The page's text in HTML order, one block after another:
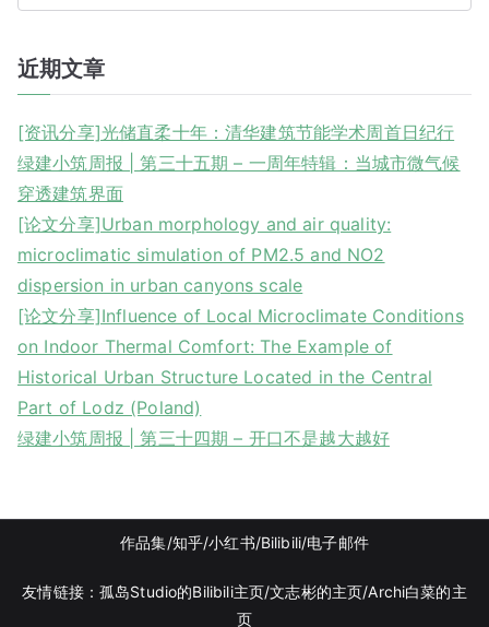
近期文章
[资讯分享]光储直柔十年：清华建筑节能学术周首日纪行
绿建小筑周报 | 第三十五期 – 一周年特辑：当城市微气候
穿透建筑界面
[论文分享]Urban morphology and air quality:
microclimatic simulation of PM2.5 and NO2
dispersion in urban canyons scale
[论文分享]Influence of Local Microclimate Conditions
on Indoor Thermal Comfort: The Example of
Historical Urban Structure Located in the Central
Part of Lodz (Poland)
绿建小筑周报 | 第三十四期 – 开口不是越大越好
作品集/知乎/小红书/Bilibili/电子邮件
友情链接：孤岛Studio的Bilibili主页/文志彬的主页/Archi白菜的主
页